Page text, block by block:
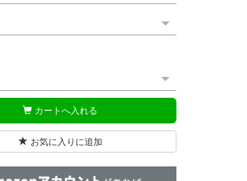
カートへ入れる
お気に入りに追加